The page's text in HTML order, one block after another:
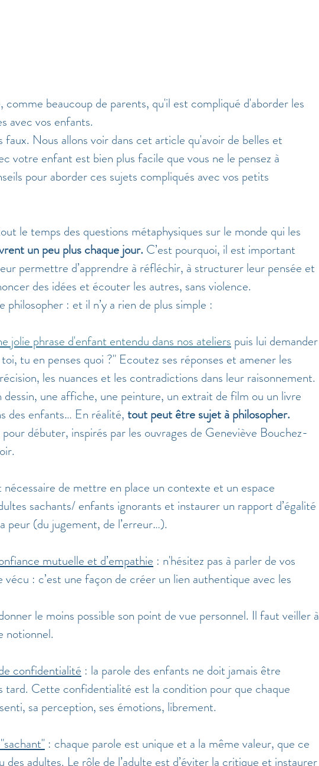
beaucoup de parents, qu'il est compliqué d'aborder les
avec vos enfants.
faux. Nous allons voir dans cet article qu'avoir de belles et
votre enfant est bien plus facile que vous ne le pensez à
pour aborder ces sujets compliqués avec vos petits
le temps des questions métaphysiques sur le monde qui les
un peu plus chaque jour. C’est pourquoi, il est important
permettre d’apprendre à réfléchir, à structurer leur pensée et
des idées et écouter les autres, sans violence.
: et il n’y a rien de plus simple :
jolie phrase d'enfant entendu dans nos ateliers puis lui demander
tu en penses quoi ?" Ecoutez ses réponses et amener les
les nuances et les contradictions dans leur raisonnement.
une affiche, une peinture, un extrait de film ou un livre
des enfants… En réalité, tout peut être sujet à philosopher.
débuter, inspirés par les ouvrages de Geneviève Bouchez-
de mettre en place un contexte et un espace
sachants/ enfants ignorants et instaurer un rapport d’égalité
peur (du jugement, de l’erreur…).
mutuelle et d’empathie : n'hésitez pas à parler de vos
: c’est une façon de créer un lien authentique avec les
le moins possible son point de vue personnel. Il faut veiller à
notionnel.
confidentialité : la parole des enfants ne doit jamais être
tard. Cette confidentialité est la condition pour que chaque
sa perception, ses émotions, librement.
: chaque parole est unique et a la même valeur, que ce
des adultes. Le rôle de l’adulte est d’éviter la critique et instaurer